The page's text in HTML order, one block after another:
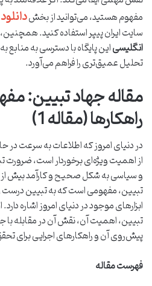
مفهوم هستید، می‌توانید از بخش
سایت ایران پیپر استفاده کنید.
انگلیسیاین پایگاه با دسترسی به منابع
تحلیل عمیق‌تری را فراهم می‌آورد.
مقاله جهاد تبیین:
راهکارها (مقاله 1)
در دنیای امروز که اطلاعات به سرعت در
از اهمیت ویژه‌ای برخوردار است،
و سیاسی به شکل صحیح و کارآمد بیش
تبیین، مفهومی است که به تبیین
ابزارهای موجود در دنیای امروز اشاره
تبیین، اهمیت آن، نقش آن در مقابله
پیش‌روی آن و راهکارهای اجرایی برای
فهرست مقاله